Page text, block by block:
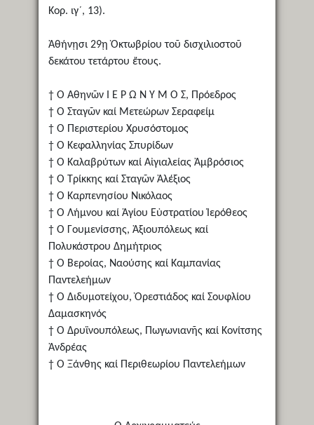
Κορ. ιγ´, 13).
Ἀθήνῃσι 29ῃ Ὀκτωβρίου τοῦ δισχιλιοστοῦ
δεκάτου τετάρτου ἔτους.
† Ὁ Ἀθηνῶν Ι Ε Ρ Ω Ν Υ Μ Ο Σ, Πρόεδρος
† Ὁ Σταγῶν καί Μετεώρων Σεραφείμ
† Ὁ Περιστερίου Χρυσόστομος
† Ὁ Κεφαλληνίας Σπυρίδων
† Ὁ Καλαβρύτων καί Αἰγιαλείας Ἀμβρόσιος
† Ὁ Τρίκκης καί Σταγῶν Ἀλέξιος
† Ὁ Καρπενησίου Νικόλαος
† Ὁ Λήμνου καί Ἁγίου Εὐστρατίου Ἱερόθεος
† Ὁ Γουμενίσσης, Ἀξιουπόλεως καί
Πολυκάστρου Δημήτριος
† Ὁ Βεροίας, Ναούσης καί Καμπανίας
Παντελεήμων
† Ὁ Διδυμοτείχου, Ὀρεστιάδος καί Σουφλίου
Δαμασκηνός
† Ὁ Δρυϊνουπόλεως, Πωγωνιανῆς καί Κονίτσης
Ἀνδρέας
† Ὁ Ξάνθης καί Περιθεωρίου Παντελεήμων